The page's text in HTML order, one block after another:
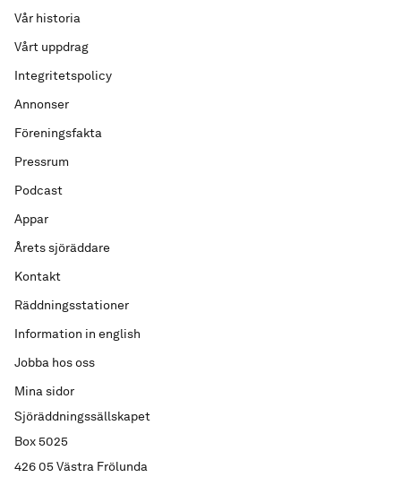
Sjöräddningssällskapet
Box 5025
426 05 Västra Frölunda
Vår historia
Vårt uppdrag
Integritetspolicy
Annonser
Föreningsfakta
Pressrum
Podcast
Appar
Årets sjöräddare
Kontakt
Räddningsstationer
Information in english
Jobba hos oss
Mina sidor